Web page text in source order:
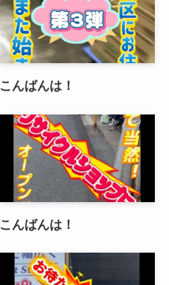
こんばんは！
こんばんは！